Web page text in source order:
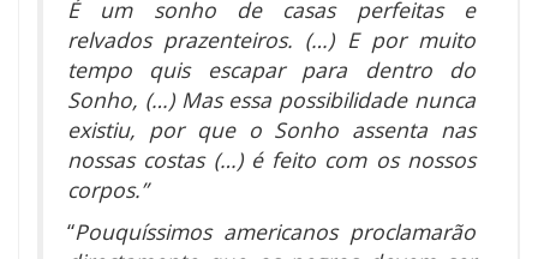
É um sonho de casas perfeitas e
relvados prazenteiros. (…) E por muito
tempo quis escapar para dentro do
Sonho, (…) Mas essa possibilidade nunca
existiu, por que o Sonho assenta nas
nossas costas (…) é feito com os nossos
corpos.”
“Pouquíssimos americanos proclamarão